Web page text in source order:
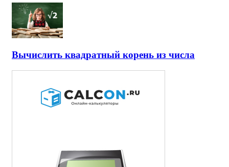
Вычислить квадратный корень из числа